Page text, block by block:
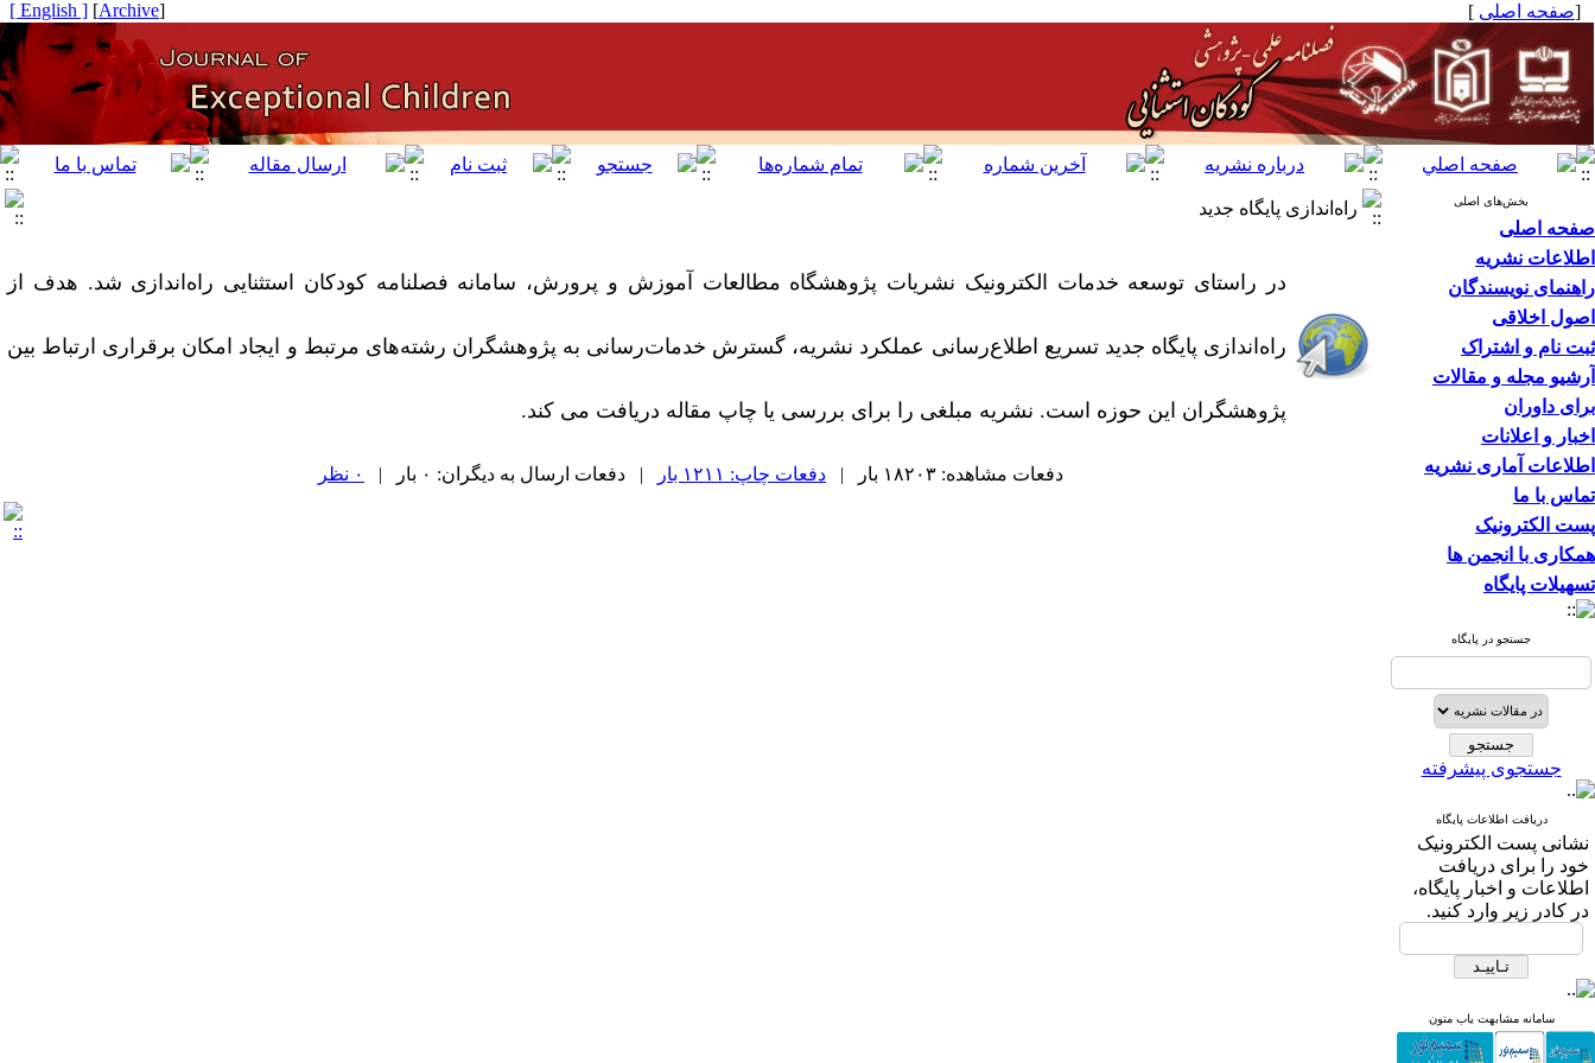
[صفحه اصلی ]
[
Archive
]
[ English ]
بخش‌های اصلی
صفحه اصلی
اطلاعات نشریه
راهنمای نویسندگان
اصول اخلاقی
ثبت نام و اشتراک
آرشیو مجله و مقالات
برای داوران
اخبار و اعلانات
اطلاعات آماری نشریه
تماس با ما
پست الکترونیک
همکاری با انجمن ها
تسهیلات پایگاه
جستجو در پایگاه
جستجوی پیشرفته
دریافت اطلاعات پایگاه
نشانی پست الکترونیک
خود را برای دریافت
اطلاعات و اخبار پایگاه،
در کادر زیر وارد کنید.
سامانه مشابهت یاب متون
راه‌اندازی پایگاه جدید
در راستای توسعه خدمات الکترونیک نشریات پژوهشگاه مطالعات آموزش و پرورش، سامانه فصلنامه کودکان استثنایی راه‌اندازی شد. هدف از
راه‌اندازی پایگاه جدید تسریع اطلاع‌رسانی عملکرد نشریه، گسترش خدمات‌رسانی به پژوهشگران رشته‌های مرتبط و ایجاد امکان برقراری ارتباط بین
پژوهشگران این حوزه است. نشریه مبلغی را برای بررسی یا چاپ مقاله دریافت می کند.
دفعات مشاهده: ۱۸۲۰۳ بار | دفعات چاپ: ۱۲۱۱ بار | دفعات ارسال به دیگران: ۰ بار | ۰ نظر